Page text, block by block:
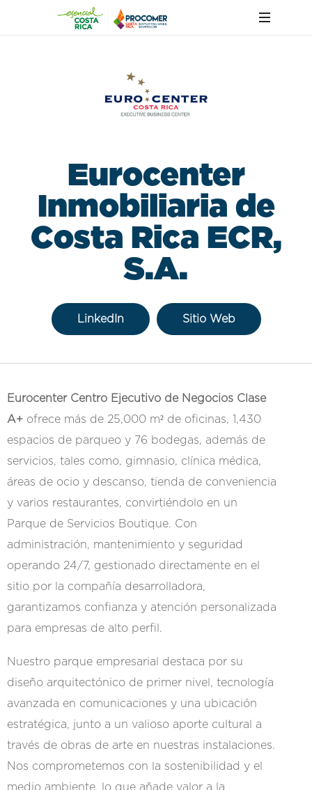
Eurocenter
Inmobiliaria de
Costa Rica ECR,
S.A.
LinkedIn Sitio Web
Eurocenter Centro Ejecutivo de Negocios Clase
A+ ofrece más de 25,000 m² de oficinas, 1,430
espacios de parqueo y 76 bodegas, además de
servicios, tales como, gimnasio, clínica médica,
áreas de ocio y descanso, tienda de conveniencia
y varios restaurantes, convirtiéndolo en un
Parque de Servicios Boutique. Con
administración, mantenimiento y seguridad
operando 24/7, gestionado directamente en el
sitio por la compañía desarrolladora,
garantizamos confianza y atención personalizada
para empresas de alto perfil.
Nuestro parque empresarial destaca por su
diseño arquitectónico de primer nivel, tecnología
avanzada en comunicaciones y una ubicación
estratégica, junto a un valioso aporte cultural a
través de obras de arte en nuestras instalaciones.
Nos comprometemos con la sostenibilidad y el
medio ambiente, lo que añade valor a la